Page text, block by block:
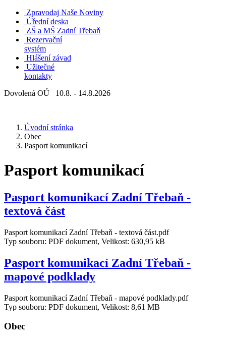
Zpravodaj Naše Noviny
Úřední deska
ZŠ a MŠ Zadní Třebaň
Rezervační
systém
Hlášení závad
Užitečné
kontakty
Dovolená OÚ 10.8. - 14.8.2026
Úvodní stránka
Obec
Pasport komunikací
Pasport komunikací
Pasport komunikací Zadní Třebaň -
textová část
Pasport komunikací Zadní Třebaň - textová část.pdf
Typ souboru: PDF dokument, Velikost: 630,95 kB
Pasport komunikací Zadní Třebaň -
mapové podklady
Pasport komunikací Zadní Třebaň - mapové podklady.pdf
Typ souboru: PDF dokument, Velikost: 8,61 MB
Obec